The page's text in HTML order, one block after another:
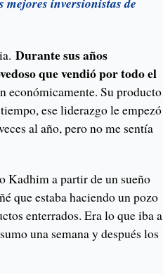
Durante sus años
que vendió por todo el
económicamente. Su producto
ese liderazgo le empezó
al año, pero no me sentía
Kadhim a partir de un sueño
que estaba haciendo un pozo
enterrados. Era lo que iba a
una semana y después los